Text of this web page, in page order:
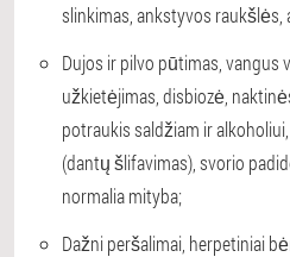
slinkimas, ankstyvos raukšlės,
Dujos ir pilvo pūtimas, vangus
užkietėjimas, disbiozė,
potraukis saldžiam ir
(dantų šlifavimas), svorio
normalia mityba;
Dažni peršalimai, herpetiniai